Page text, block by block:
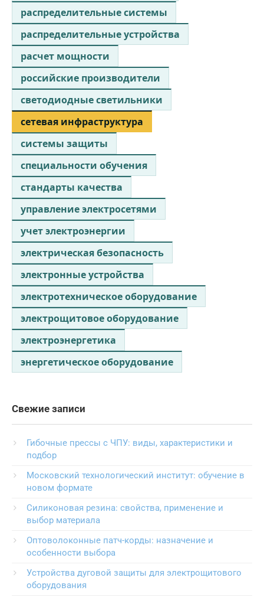
распределительные системы
распределительные устройства
расчет мощности
российские производители
светодиодные светильники
сетевая инфраструктура
системы защиты
специальности обучения
стандарты качества
управление электросетями
учет электроэнергии
электрическая безопасность
электронные устройства
электротехническое оборудование
электрощитовое оборудование
электроэнергетика
энергетическое оборудование
Свежие записи
Гибочные прессы с ЧПУ: виды, характеристики и
подбор
Московский технологический институт: обучение в
новом формате
Силиконовая резина: свойства, применение и
выбор материала
Оптоволоконные патч-корды: назначение и
особенности выбора
Устройства дуговой защиты для электрощитового
оборудования